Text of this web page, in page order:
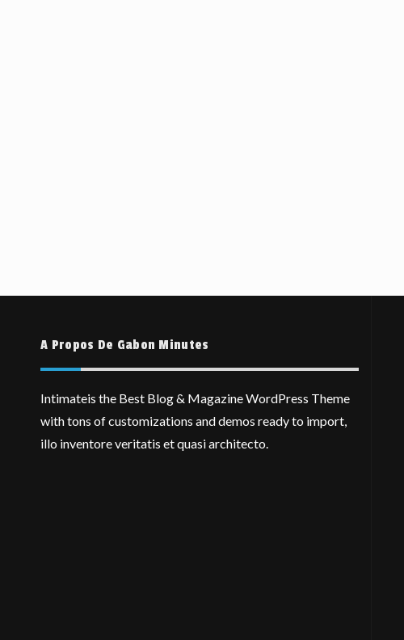
A Propos De Gabon Minutes
Intimateis the Best Blog & Magazine WordPress Theme
with tons of customizations and demos ready to import,
illo inventore veritatis et quasi architecto.